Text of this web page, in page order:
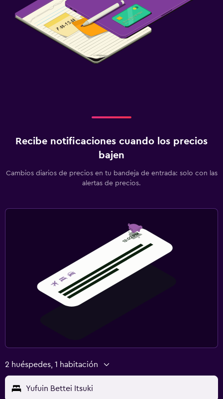
Recibe notificaciones cuando los precios
bajen
Cambios diarios de precios en tu bandeja de entrada: solo con las
alertas de precios.
2 huéspedes, 1 habitación
Yufuin Bettei Itsuki